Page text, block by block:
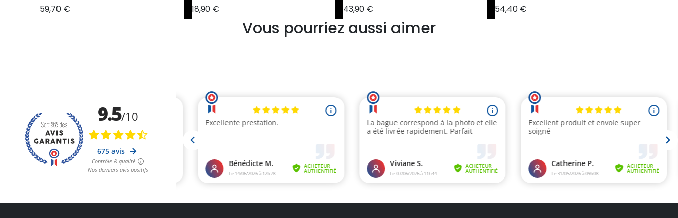
59,70 € 18,90 € 43,90 € 54,40 €
Vous pourriez aussi aimer